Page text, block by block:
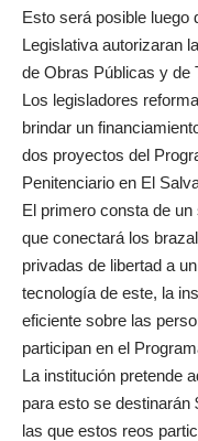
Esto será posible luego
Legislativa autorizaran
de Obras Públicas y de
Los legisladores
brindar un
dos proyectos del
Penitenciario en El
El primero consta de
que conectará los
privadas de libertad a
tecnología de este, la
eficiente sobre las
participan en el
La institución pretende
para esto se destinarán
las que estos reos